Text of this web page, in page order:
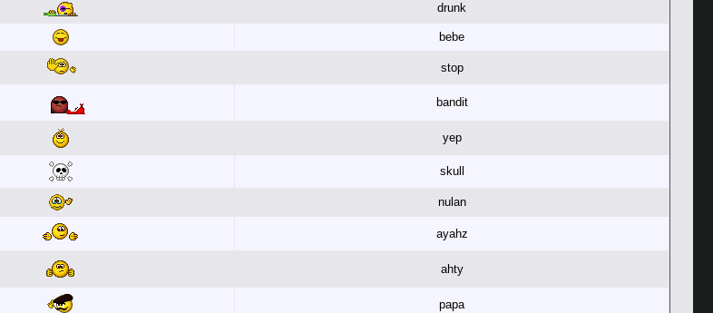
drunk
bebe
stop
bandit
yep
skull
nulan
ayahz
ahty
papa